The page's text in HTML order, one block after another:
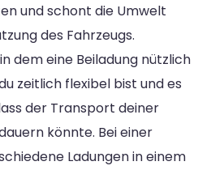
und schont die Umwelt
des Fahrzeugs.
dem eine Beiladung nützlich
zeitlich flexibel bist und es
der Transport deiner
könnte. Bei einer
Ladungen in einem